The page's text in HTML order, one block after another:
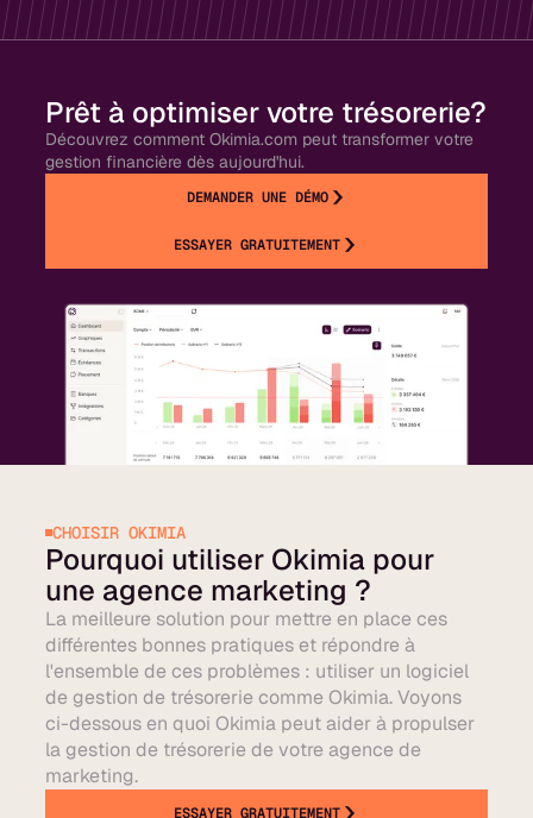
Prêt à optimiser votre trésorerie?
Découvrez comment Okimia.com peut transformer votre
gestion financière dès aujourd'hui.
DEMANDER UNE DÉMO
ESSAYER GRATUITEMENT
CHOISIR OKIMIA
Pourquoi utiliser Okimia pour
une agence marketing ?
La meilleure solution pour mettre en place ces
différentes bonnes pratiques et répondre à
l'ensemble de ces problèmes : utiliser un logiciel
de gestion de trésorerie comme Okimia. Voyons
ci-dessous en quoi Okimia peut aider à propulser
la gestion de trésorerie de votre agence de
marketing.
ESSAYER GRATUITEMENT